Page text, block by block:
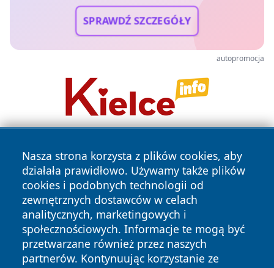
SPRAWDŹ SZCZEGÓŁY
autopromocja
Nasza strona korzysta z plików cookies, aby
działała prawidłowo. Używamy także plików
cookies i podobnych technologii od
zewnętrznych dostawców w celach
analitycznych, marketingowych i
społecznościowych. Informacje te mogą być
przetwarzane również przez naszych
partnerów. Kontynuując korzystanie ze
Copyright © 2026 tuzamosc.pl Wszystkie prawa zastrzeżone.
Polityka
Polityka